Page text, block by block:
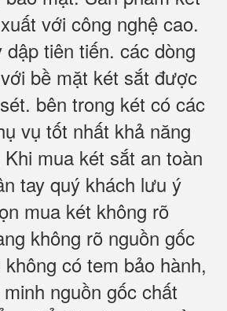
với công nghệ cao.
dập tiên tiến. các dòng
bề mặt két sắt được
bên trong két có các
vụ tốt nhất khả năng
mua két sắt an toàn
tay quý khách lưu ý
mua két không rõ
không rõ nguồn gốc
có tem bảo hành,
nguồn gốc chất